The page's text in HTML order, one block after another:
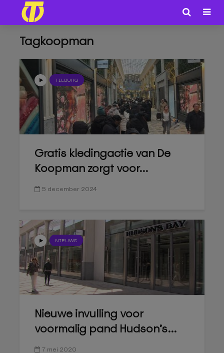
Tagkoopman
TILBURG
Gratis kledingactie van De
Koopman zorgt voor...
5 december 2024
NIEUWS
Nieuwe invulling voor
voormalig pand Hudson’s...
7 mei 2020